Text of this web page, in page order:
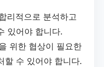
리적으로 분석하고
있어야 합니다.
위한 협상이 필요한
할 수 있어야 합니다.